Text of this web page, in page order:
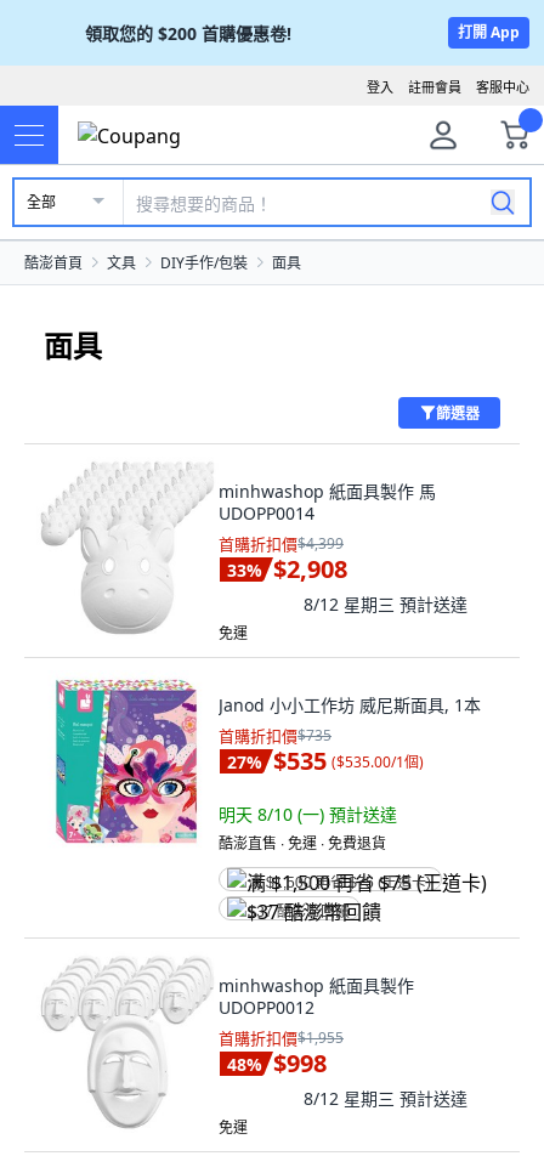
領取您的 $200 首購優惠卷! 打開 App
客服中心
註冊會員
登入
全部
酷澎首頁 文具 DIY手作/包裝 面具
面具
篩選器
minhwashop 紙面具製作 馬
UDOPP0014
首購折扣價$4,399
33% $2,908
8/12 星期三 預計送達
免運
Janod 小小工作坊 威尼斯面具, 1本
首購折扣價$735
27% $535 ($535.00/1個)
明天 8/10 (一) 預計送達
酷澎直售 ∙ 免運 ∙ 免費退貨
满 $1,500 再省 $75 (王道卡)
$37 酷澎幣回饋
minhwashop 紙面具製作
UDOPP0012
首購折扣價$1,955
48% $998
8/12 星期三 預計送達
免運